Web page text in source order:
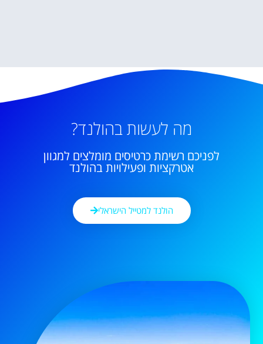
מה לעשות בהולנד?
לפניכם רשימת כרטיסים מומלצים למגוון
אטרקציות ופעילויות בהולנד
הולנד למטייל הישראלי